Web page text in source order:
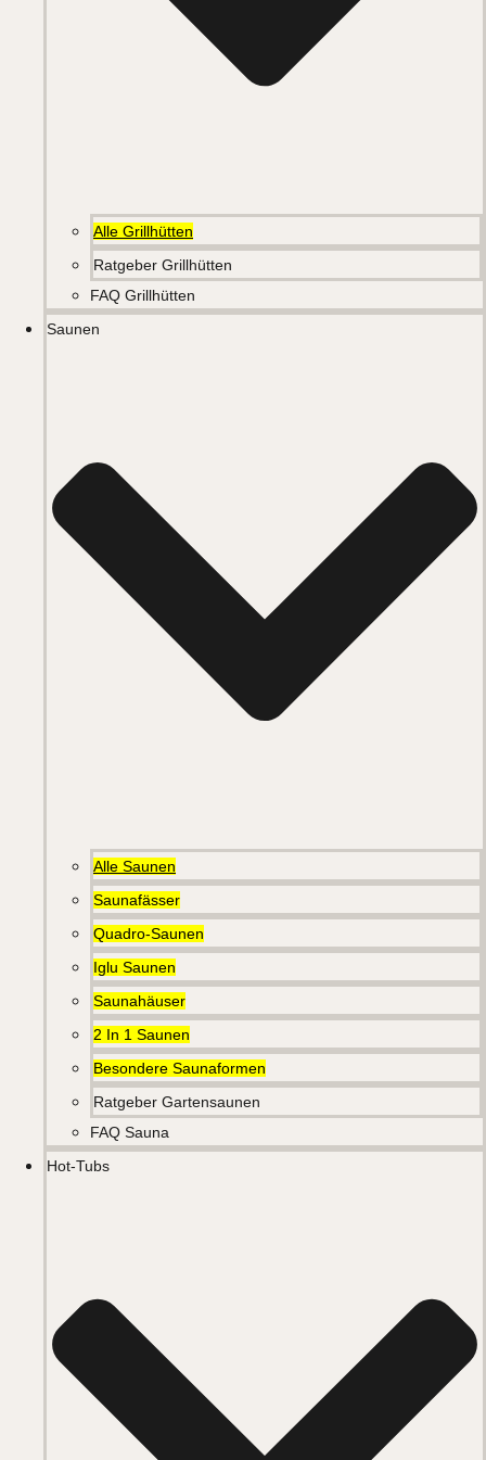
Alle Grillhütten
Ratgeber Grillhütten
FAQ Grillhütten
Saunen
Alle Saunen
Saunafässer
Quadro-Saunen
Iglu Saunen
Saunahäuser
2 In 1 Saunen
Besondere Saunaformen
Ratgeber Gartensaunen
FAQ Sauna
Hot-Tubs